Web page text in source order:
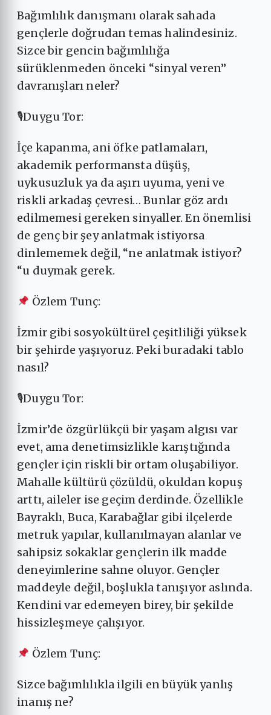
Bağımlılık danışmanı olarak sahada
gençlerle doğrudan temas halindesiniz.
Sizce bir gencin bağımlılığa
sürüklenmeden önceki “sinyal veren”
davranışları neler?
🎙Duygu Tor:
İçe kapanma, ani öfke patlamaları,
akademik performansta düşüş,
uykusuzluk ya da aşırı uyuma, yeni ve
riskli arkadaş çevresi… Bunlar göz ardı
edilmemesi gereken sinyaller. En önemlisi
de genç bir şey anlatmak istiyorsa
dinlememek değil, “ne anlatmak istiyor?
“u duymak gerek.
Özlem Tunç:
İzmir gibi sosyokültürel çeşitliliği yüksek
bir şehirde yaşıyoruz. Peki buradaki tablo
nasıl?
🎙Duygu Tor:
İzmir’de özgürlükçü bir yaşam algısı var
evet, ama denetimsizlikle karıştığında
gençler için riskli bir ortam oluşabiliyor.
Mahalle kültürü çözüldü, okuldan kopuş
arttı, aileler ise geçim derdinde. Özellikle
Bayraklı, Buca, Karabağlar gibi ilçelerde
metruk yapılar, kullanılmayan alanlar ve
sahipsiz sokaklar gençlerin ilk madde
deneyimlerine sahne oluyor. Gençler
maddeyle değil, boşlukla tanışıyor aslında.
Kendini var edemeyen birey, bir şekilde
hissizleşmeye çalışıyor.
Özlem Tunç:
Sizce bağımlılıkla ilgili en büyük yanlış
inanış ne?